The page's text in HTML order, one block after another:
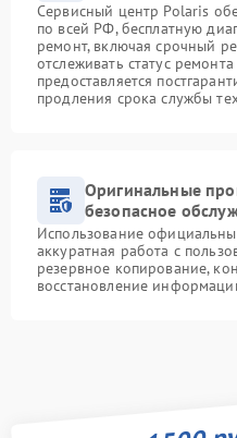
Сервисный центр Polaris
по всей РФ, бесплатную
ремонт, включая срочный
отслеживать статус
предоставляется
продления срока службы
Оригинальные
безопасное
Использование
аккуратная работа с
резервное копирование,
восстановление